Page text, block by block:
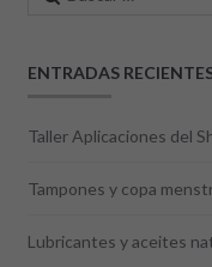
ENTRADAS
Taller Aplicaciones del
Tampones y copa
Lubricantes y aceites